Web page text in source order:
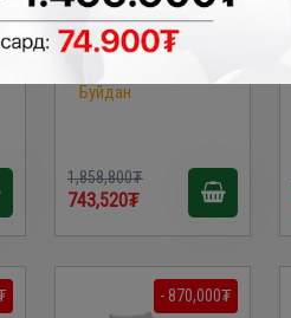
Ashley - Даавуун
Буйдан
1,858,800₮
743,520₮
- 870,000₮